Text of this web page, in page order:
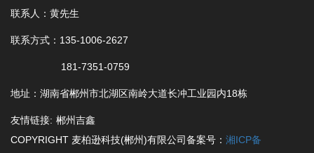
联系人：黄先生
联系方式：135-1006-2627
181-7351-0759
地址：湖南省郴州市北湖区南岭大道长冲工业园内18栋
友情链接: 郴州吉鑫
COPYRIGHT 麦柏逊科技(郴州)有限公司备案号： 湘ICP备